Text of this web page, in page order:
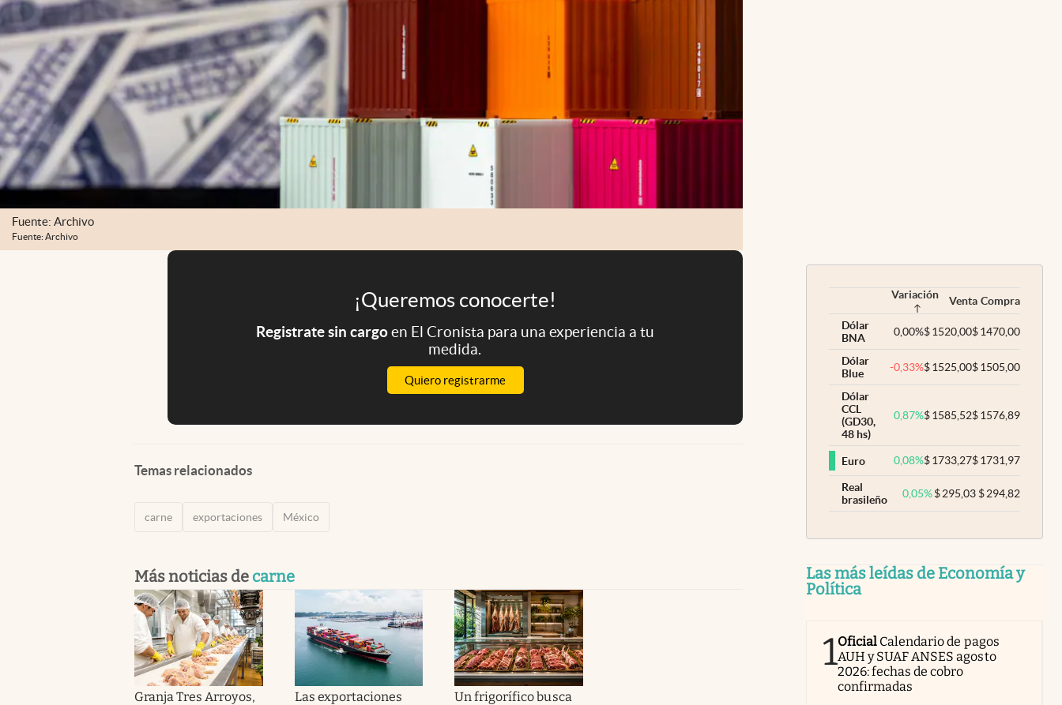
Fuente: Archivo
Fuente: Archivo
¡Queremos conocerte!
Registrate sin cargoen El Cronista para una experiencia a tu
medida.
Quiero registrarme
Temas relacionados
carne exportaciones México
Más noticias de carne
Granja Tres Arroyos,
Las exportaciones
Un frigorífico busca
Variación Venta Compra
Dólar
BNA
0,00%$1520,00$1470,00
Dólar
Blue
-0,33%$1525,00$1505,00
Dólar
CCL
(GD30,
48 hs)
0,87%$1585,52$1576,89
Euro 0,08%$1733,27$1731,97
Real
brasileño
0,05% $295,03 $294,82
Las más leídas de Economía y
Política
1Oficial Calendario de pagos
AUH y SUAF ANSES agosto
2026: fechas de cobro
confirmadas